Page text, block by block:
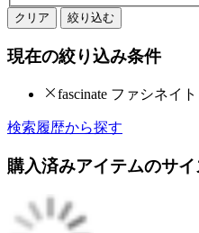
クリア 絞り込む
現在の絞り込み条件
fascinate ファシネイト
検索履歴から探す
購入済みアイテムのサ